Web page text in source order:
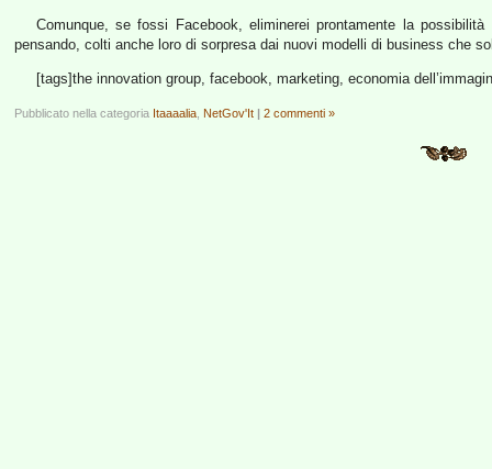
Comunque, se fossi Facebook, eliminerei prontamente la
pensando, colti anche loro di sorpresa dai nuovi modelli di business che
[tags]the innovation group, facebook, marketing, economia
Pubblicato nella categoria Itaaaalia NetGov'It | 2 commenti »